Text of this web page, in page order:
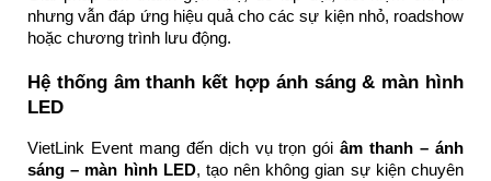
nhưng vẫn đáp ứng hiệu quả cho các sự kiện nhỏ, roadshow
hoặc chương trình lưu động.
Hệ thống âm thanh kết hợp ánh sáng & màn hình
LED
VietLink Event mang đến dịch vụ trọn góiâm thanh – ánh
sáng – màn hình LED, tạo nên không gian sự kiện chuyên